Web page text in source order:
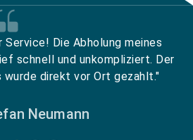
Service! Die Abholung meines
schnell und unkompliziert. Der
wurde direkt vor Ort gezahlt."
Neumann